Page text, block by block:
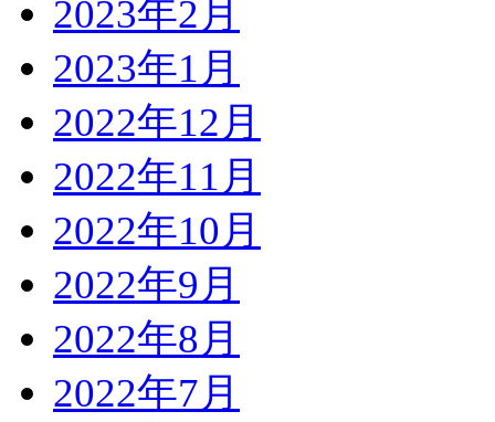
2023年2月
2023年1月
2022年12月
2022年11月
2022年10月
2022年9月
2022年8月
2022年7月